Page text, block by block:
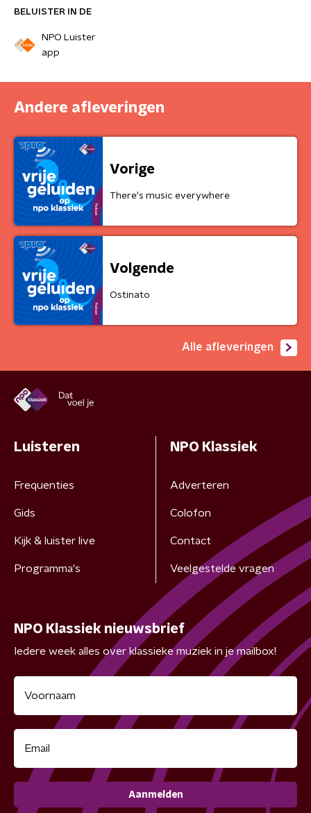
BELUISTER IN DE
NPO Luister
app
Andere afleveringen
Vorige
There's music everywhere
Volgende
Ostinato
Alle afleveringen
Luisteren
Frequenties
Gids
Kijk & luister live
Programma's
NPO Klassiek
Adverteren
Colofon
Contact
Veelgestelde vragen
NPO Klassiek nieuwsbrief
Iedere week alles over klassieke muziek in je mailbox!
Aanmelden